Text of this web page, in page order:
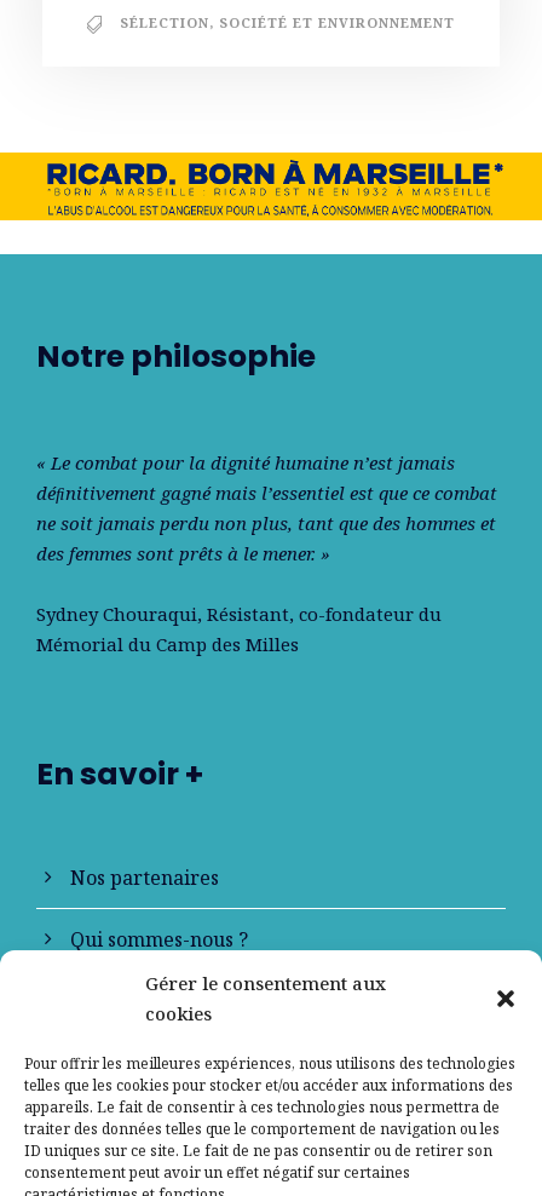
Gérer le consentement aux
cookies
Pour offrir les meilleures expériences, nous utilisons des technologies
telles que les cookies pour stocker et/ou accéder aux informations des
appareils. Le fait de consentir à ces technologies nous permettra de
traiter des données telles que le comportement de navigation ou les
ID uniques sur ce site. Le fait de ne pas consentir ou de retirer son
consentement peut avoir un effet négatif sur certaines
SÉLECTION, SOCIÉTÉ ET ENVIRONNEMENT
Notre philosophie
« Le combat pour la dignité humaine n’est jamais
déﬁnitivement gagné mais l’essentiel est que ce combat
ne soit jamais perdu non plus, tant que des hommes et
des femmes sont prêts à le mener. »
Sydney Chouraqui, Résistant, co-fondateur du
Mémorial du Camp des Milles
En savoir +
Nos partenaires
Qui sommes-nous ?
Contactez-nous
Mentions légales
Politique de confidentialité